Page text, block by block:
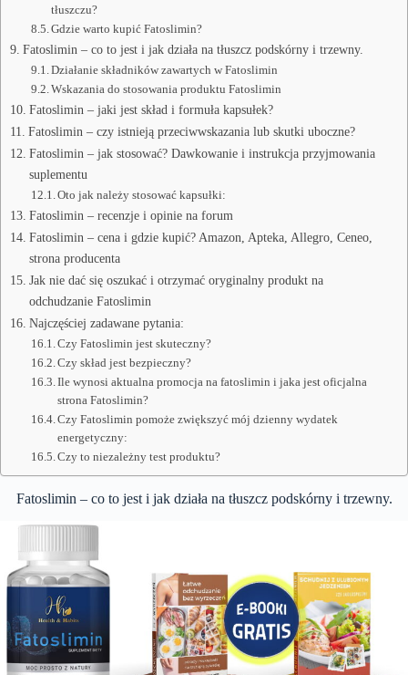
tłuszczu?
Gdzie warto kupić Fatoslimin?
Fatoslimin – co to jest i jak działa na tłuszcz podskórny i trzewny.
Działanie składników zawartych w Fatoslimin
Wskazania do stosowania produktu Fatoslimin
Fatoslimin – jaki jest skład i formuła kapsułek?
Fatoslimin – czy istnieją przeciwwskazania lub skutki uboczne?
Fatoslimin – jak stosować? Dawkowanie i instrukcja przyjmowania
suplementu
Oto jak należy stosować kapsułki:
Fatoslimin – recenzje i opinie na forum
Fatoslimin – cena i gdzie kupić? Amazon, Apteka, Allegro, Ceneo,
strona producenta
Jak nie dać się oszukać i otrzymać oryginalny produkt na
odchudzanie Fatoslimin
Najczęściej zadawane pytania:
Czy Fatoslimin jest skuteczny?
Czy skład jest bezpieczny?
Ile wynosi aktualna promocja na fatoslimin i jaka jest oficjalna
strona Fatoslimin?
Czy Fatoslimin pomoże zwiększyć mój dzienny wydatek
energetyczny:
Czy to niezależny test produktu?
Fatoslimin – co to jest i jak działa na tłuszcz podskórny i trzewny.